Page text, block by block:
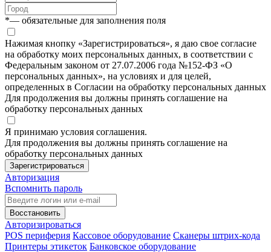
*— обязательные для заполнения поля
Нажимая кнопку «Зарегистрироваться», я даю свое согласие
на обработку моих персональных данных, в соответствии с
Федеральным законом от 27.07.2006 года №152-ФЗ «О
персональных данных», на условиях и для целей,
определенных в Согласии на обработку персональных данных
Для продолжения вы должны принять соглашение на
обработку персональных данных
Я принимаю условия соглашения.
Для продолжения вы должны принять соглашение на
обработку персональных данных
Зарегистрироваться
Авторизация
Вспомнить пароль
Восстановить
Авторизироваться
POS периферия Кассовое оборудование Сканеры штрих-кода
Принтеры этикеток Банковское оборудование